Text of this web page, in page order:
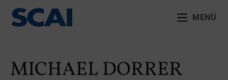
MENÜ
MICHAEL DORRER